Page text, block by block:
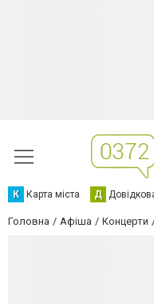
К Карта міста Д
Головна Афіша Концерти